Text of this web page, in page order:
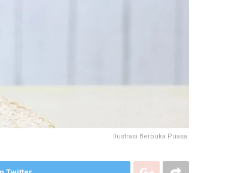
Ilustrasi Berbuka Puasa.